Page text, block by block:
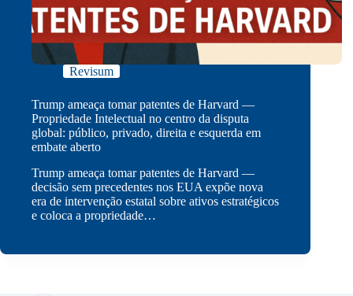
Revisum
Trump ameaça tomar patentes de Harvard —
Propriedade Intelectual no centro da disputa
global: público, privado, direita e esquerda em
embate aberto
Trump ameaça tomar patentes de Harvard —
decisão sem precedentes nos EUA expõe nova
era de intervenção estatal sobre ativos estratégicos
e coloca a propriedade…